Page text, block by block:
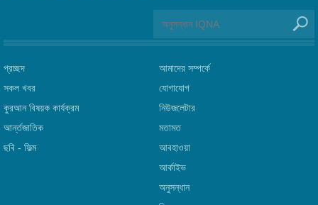
প্রচ্ছদ
সকল খবর
কুরআন বিষয়ক কার্যক্রম
আর্ন্তজাতিক
ছবি‎ - ফিল্ম
আমাদের সম্পর্কে
যোগাযোগ
নিউজলেটার
মতামত
আবহাওয়া
আর্কাইভ
অনুসন্ধান